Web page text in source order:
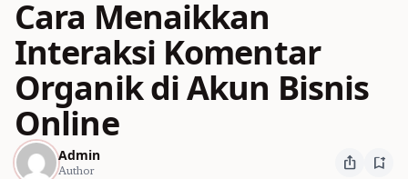
Cara Menaikkan
Interaksi Komentar
Organik di Akun Bisnis
Online
Admin
Author ios_share bookmark_add